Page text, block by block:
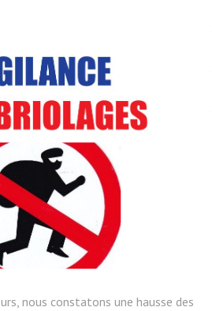
nous constatons une hausse des